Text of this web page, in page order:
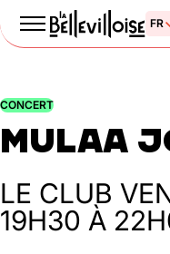
Le
de la
CONCERT
MULAA
LE CLUB
19H30 À